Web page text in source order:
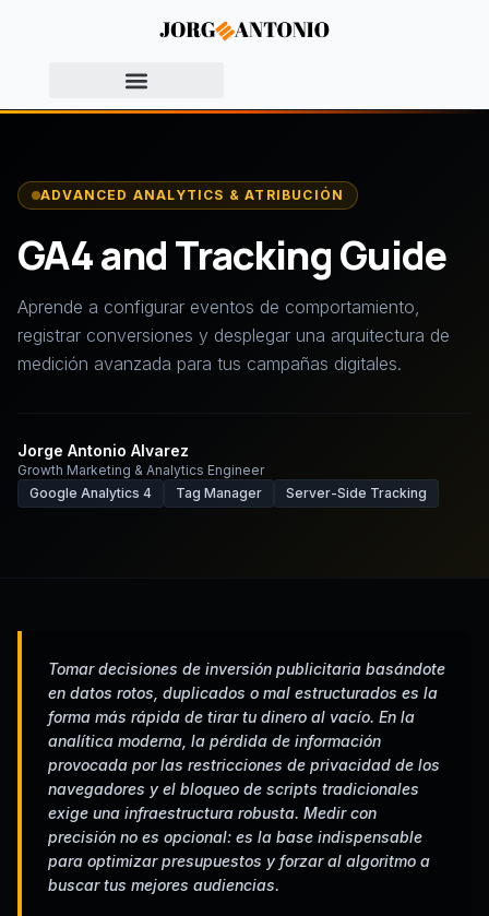
ADVANCED ANALYTICS & ATRIBUCIÓN
GA4 and Tracking Guide
Aprende a configurar eventos de comportamiento,
registrar conversiones y desplegar una arquitectura de
medición avanzada para tus campañas digitales.
Jorge Antonio Alvarez
Growth Marketing & Analytics Engineer
Google Analytics 4
Tag Manager Server-Side Tracking
Tomar decisiones de inversión publicitaria basándote
en datos rotos, duplicados o mal estructurados es la
forma más rápida de tirar tu dinero al vacío. En la
analítica moderna, la pérdida de información
provocada por las restricciones de privacidad de los
navegadores y el bloqueo de scripts tradicionales
exige una infraestructura robusta. Medir con
precisión no es opcional: es la base indispensable
para optimizar presupuestos y forzar al algoritmo a
buscar tus mejores audiencias.